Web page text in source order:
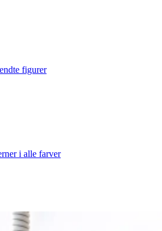
figurer
i alle farver